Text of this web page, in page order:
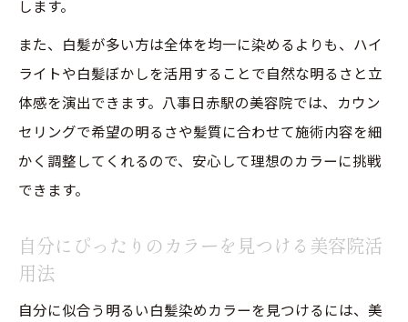
します。
また、白髪が多い方は全体を均一に染めるよりも、ハイ
ライトや白髪ぼかしを活用することで自然な明るさと立
体感を演出できます。八事日赤駅の美容院では、カウン
セリングで希望の明るさや髪質に合わせて施術内容を細
かく調整してくれるので、安心して理想のカラーに挑戦
できます。
自分にぴったりのカラーを見つける美容院活
用法
自分に似合う明るい白髪染めカラーを見つけるには、美